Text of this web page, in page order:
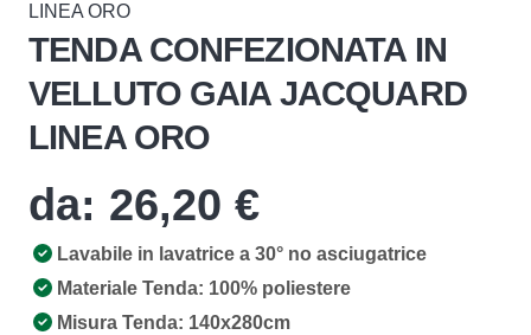
LINEA ORO
TENDA CONFEZIONATA IN
VELLUTO GAIA JACQUARD
LINEA ORO
da: 26,20 €
Lavabile in lavatrice a 30° no asciugatrice
Materiale Tenda: 100% poliestere
Misura Tenda: 140x280cm